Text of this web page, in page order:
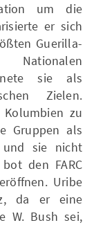
um die
er sich
Guerilla-
sie als
Zielen.
Kolumbien zu
Gruppen als
und sie nicht
den FARC
Uribe
da er eine
W. Bush sei,